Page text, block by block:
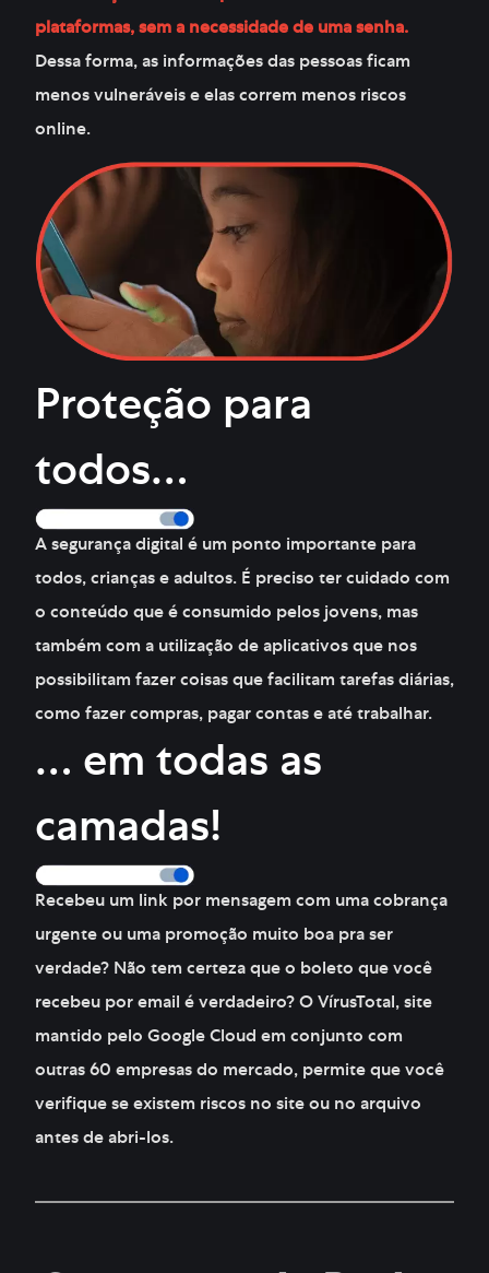
plataformas, sem a necessidade de uma senha.
Dessa forma, as informações das pessoas ficam
menos vulneráveis e elas correm menos riscos
online.
Proteção para
todos…
A segurança digital é um ponto importante para
todos, crianças e adultos. É preciso ter cuidado com
o conteúdo que é consumido pelos jovens, mas
também com a utilização de aplicativos que nos
possibilitam fazer coisas que facilitam tarefas diárias,
como fazer compras, pagar contas e até trabalhar.
… em todas as
camadas!
Recebeu um link por mensagem com uma cobrança
urgente ou uma promoção muito boa pra ser
verdade? Não tem certeza que o boleto que você
recebeu por email é verdadeiro? O VírusTotal, site
mantido pelo Google Cloud em conjunto com
outras 60 empresas do mercado, permite que você
verifique se existem riscos no site ou no arquivo
antes de abri-los.